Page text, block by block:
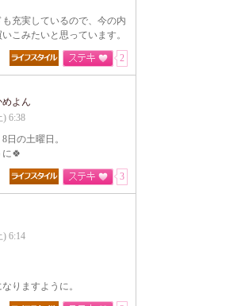
充実しているので、今の内
こみたいと思っています。
2
めよん
) 6:38
日の土曜日。
🍀
3
) 6:14
りますように。